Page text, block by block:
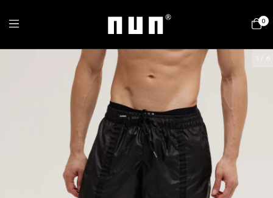
0
1 / 6